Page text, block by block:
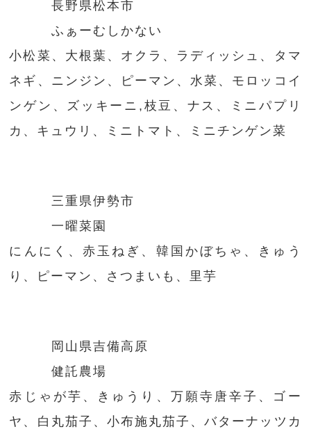
長野県松本市
ふぁーむしかない
小松菜、大根葉、オクラ、ラディッシュ、タマ
ネギ、ニンジン、ピーマン、水菜、モロッコイ
ンゲン、ズッキーニ,枝豆、ナス、ミニパプリ
カ、キュウリ、ミニトマト、ミニチンゲン菜
三重県伊勢市
一曜菜園
にんにく、赤玉ねぎ、韓国かぼちゃ、きゅう
り、ピーマン、さつまいも、里芋
岡山県吉備高原
健託農場
赤じゃが芋、きゅうり、万願寺唐辛子、ゴー
ヤ、白丸茄子、小布施丸茄子、バターナッツカ